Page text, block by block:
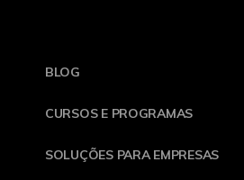
BLOG
CURSOS E PROGRAMAS
SOLUÇÕES PARA EMPRESAS